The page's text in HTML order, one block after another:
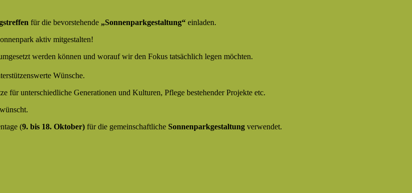
für die bevorstehende „Sonnenparkgestaltung“ einladen.
aktiv mitgestalten!
werden können und worauf wir den Fokus tatsächlich legen möchten.
Wünsche.
für unterschiedliche Generationen und Kulturen, Pflege bestehender Projekte etc.
(9. bis 18. Oktober) für die gemeinschaftliche Sonnenparkgestaltung verwendet.